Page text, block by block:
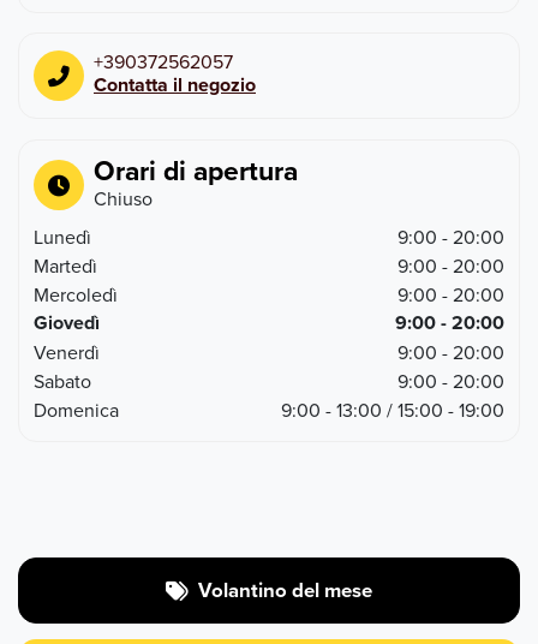
+390372562057
Contatta il negozio
Orari di apertura
Chiuso
Lunedì
9:00 - 20:00
Martedì
9:00 - 20:00
Mercoledì
9:00 - 20:00
Giovedì 9:00 - 20:00
Venerdì
9:00 - 20:00
Sabato
9:00 - 20:00
Domenica
9:00 - 13:00 / 15:00 - 19:00
Volantino del mese